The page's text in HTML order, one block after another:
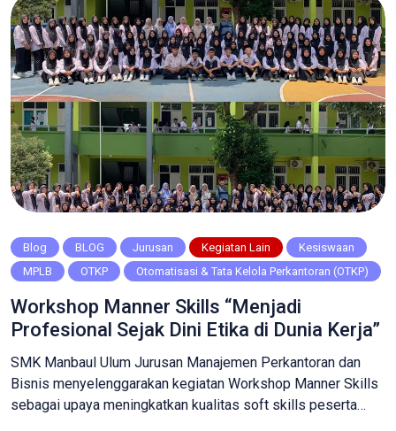
melainkan upaya serius sekolah […]
Blog BLOG Jurusan Kegiatan Lain
Kesiswaan
MPLB
OTKP Otomatisasi & Tata Kelola Perkantoran (OTKP)
Workshop Manner Skills “Menjadi
Profesional Sejak Dini Etika di Dunia Kerja”
SMK Manbaul Ulum Jurusan Manajemen Perkantoran dan
Bisnis menyelenggarakan kegiatan Workshop Manner Skills
sebagai upaya meningkatkan kualitas soft skills peserta